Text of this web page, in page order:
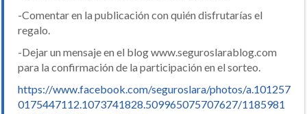
-Comentar en la publicación con quién disfrutarías el
regalo.
-Dejar un mensaje en el blog www.seguroslarablog.com
para la confirmación de la participación en el sorteo.
https://www.facebook.com/seguroslara/photos/a.101257
0175447112.1073741828.509965075707627/1185981